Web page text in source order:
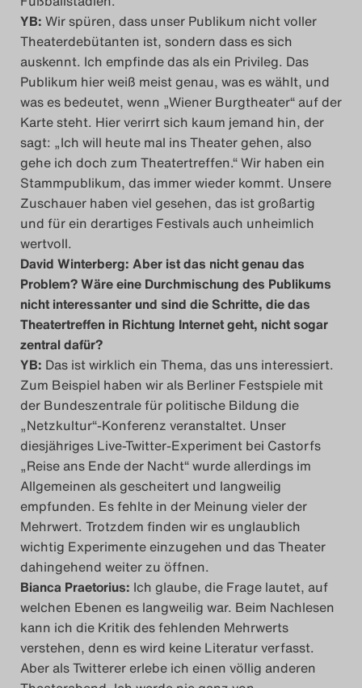
YB: Wir spüren, dass unser Publikum nicht voller
Theaterdebütanten ist, sondern dass es sich
auskennt. Ich empfinde das als ein Privileg. Das
Publikum hier weiß meist genau, was es wählt, und
was es bedeutet, wenn „Wiener Burgtheater“ auf der
Karte steht. Hier verirrt sich kaum jemand hin, der
sagt: „Ich will heute mal ins Theater gehen, also
gehe ich doch zum Theatertreffen.“ Wir haben ein
Stammpublikum, das immer wieder kommt. Unsere
Zuschauer haben viel gesehen, das ist großartig
und für ein derartiges Festivals auch unheimlich
wertvoll.
David Winterberg: Aber ist das nicht genau das
Problem? Wäre eine Durchmischung des Publikums
nicht interessanter und sind die Schritte, die das
Theatertreffen in Richtung Internet geht, nicht sogar
zentral dafür?
YB: Das ist wirklich ein Thema, das uns interessiert.
Zum Beispiel haben wir als Berliner Festspiele mit
der Bundeszentrale für politische Bildung die
„Netzkultur“-Konferenz veranstaltet. Unser
diesjähriges Live-Twitter-Experiment bei Castorfs
„Reise ans Ende der Nacht“ wurde allerdings im
Allgemeinen als gescheitert und langweilig
empfunden. Es fehlte in der Meinung vieler der
Mehrwert. Trotzdem finden wir es unglaublich
wichtig Experimente einzugehen und das Theater
dahingehend weiter zu öffnen.
Bianca Praetorius: Ich glaube, die Frage lautet, auf
welchen Ebenen es langweilig war. Beim Nachlesen
kann ich die Kritik des fehlenden Mehrwerts
verstehen, denn es wird keine Literatur verfasst.
Aber als Twitterer erlebe ich einen völlig anderen